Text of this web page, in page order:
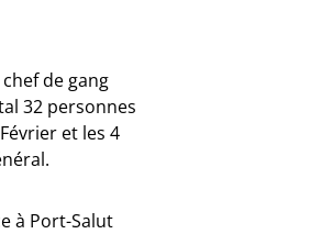
de gang
32 personnes
et les 4
à Port-Salut